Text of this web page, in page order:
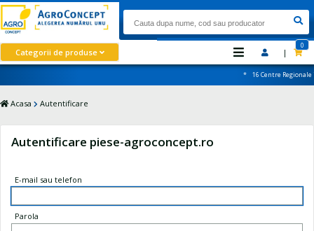
Categorii de produse |
0
* 16 Centre Regionale
Acasa Autentificare
Autentificare piese-agroconcept.ro
E-mail sau telefon
Parola